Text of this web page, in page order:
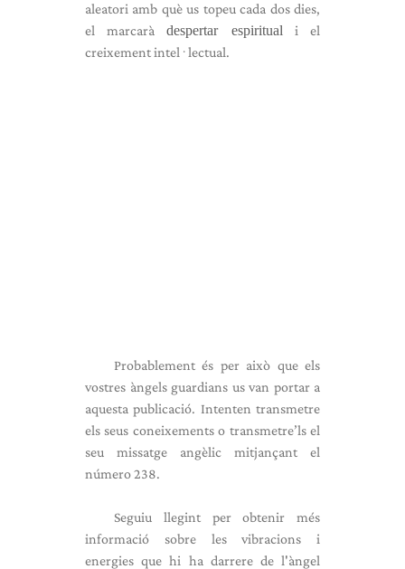
aleatori amb què us topeu cada dos dies,
el marcaràdespertar espiritual i el
creixement intel·lectual.
Probablement és per això que els
vostres àngels guardians us van portar a
aquesta publicació. Intenten transmetre
els seus coneixements o transmetre’ls el
seu missatge angèlic mitjançant el
número 238.
Seguiu llegint per obtenir més
informació sobre les vibracions i
energies que hi ha darrere de l'àngel